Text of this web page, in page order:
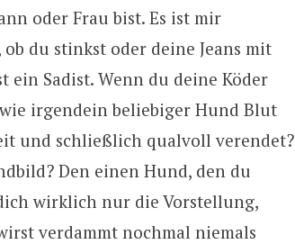
oder Frau bist. Es ist mir
du stinkst oder deine Jeans mit
ein Sadist. Wenn du deine Köder
irgendein beliebiger Hund Blut
und schließlich qualvoll verendet?
Den einen Hund, den du
wirklich nur die Vorstellung,
verdammt nochmal niemals